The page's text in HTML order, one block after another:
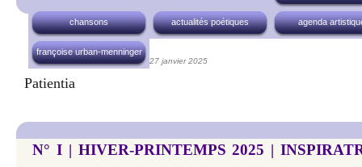
chansons actualités poétiques agenda
françoise urban-menninger
27 janvier 2025
Patientia
N° I | HIVER-PRINTEMPS 2025 |